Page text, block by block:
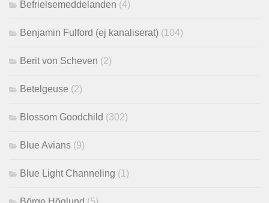
Befrielsemeddelanden (4)
Benjamin Fulford (ej kanaliserat) (104)
Berit von Scheven (2)
Betelgeuse (2)
Blossom Goodchild (302)
Blue Avians (9)
Blue Light Channeling (1)